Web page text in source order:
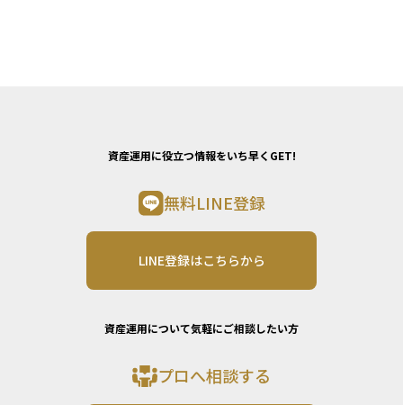
資産運用に役立つ情報をいち早くGET!
無料LINE登録
LINE登録はこちらから
資産運用について気軽にご相談したい方
プロへ相談する